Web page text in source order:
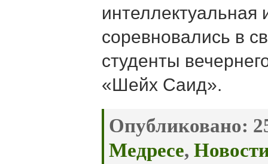
интеллектуальная
соревновались в
студенты
«Шейх Саид».
Опубликовано:
Медресе,